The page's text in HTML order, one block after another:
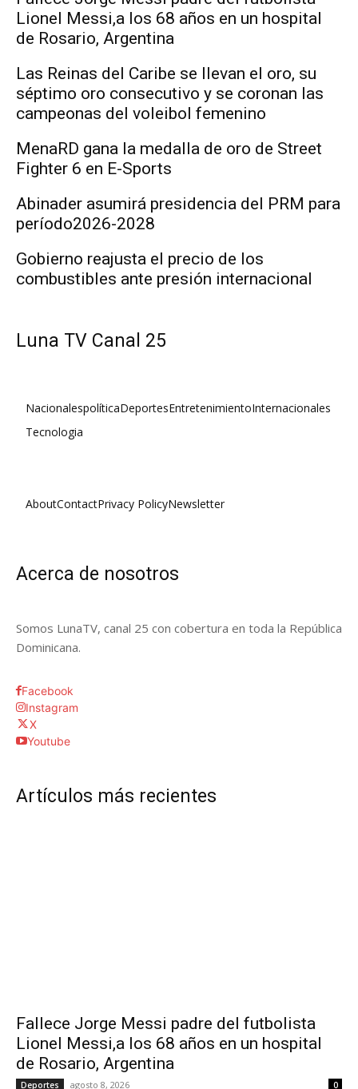
Lionel Messi,a los 68 años en un hospital
de Rosario, Argentina
Las Reinas del Caribe se llevan el oro, su
séptimo oro consecutivo y se coronan las
campeonas del voleibol femenino
MenaRD gana la medalla de oro de Street
Fighter 6 en E-Sports
Abinader asumirá presidencia del PRM para
período2026-2028
Gobierno reajusta el precio de los
combustibles ante presión internacional
Luna TV Canal 25
NacionalespolíticaDeportesEntretenimientoInternacionales
Tecnologia
AboutContactPrivacy PolicyNewsletter
Acerca de nosotros
Somos LunaTV, canal 25 con cobertura en toda la República
Dominicana.
Facebook
Instagram
X
Youtube
Artículos más recientes
Fallece Jorge Messi padre del futbolista
Lionel Messi,a los 68 años en un hospital
de Rosario, Argentina
Deportes agosto 8, 2026 0